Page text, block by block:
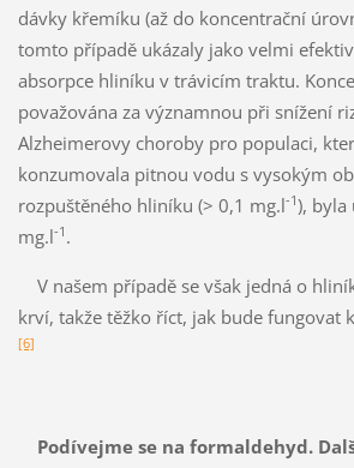
dávky křemíku (až do koncentrační
tomto případě ukázaly jako velmi
absorpce hliníku v trávicím traktu.
považována za významnou při snížení
Alzheimerovy choroby pro populaci,
konzumovala pitnou vodu s vysokým
rozpuštěného hliníku (> 0,1 mg.l-1), byla
mg.l-1 .
V našem případě se však jedná o
krví, takže těžko říct, jak bude fungovat
[6]
Podívejme se na formaldehyd.